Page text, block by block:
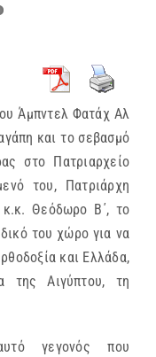
Άμπντελ Φατάχ Αλ
και το σεβασμό
στο Πατριαρχείο
του, Πατριάρχη
κ.κ. Θεόδωρο Β΄, το
του χώρο για να
και Ελλάδα,
της Αιγύπτου, τη
γεγονός που